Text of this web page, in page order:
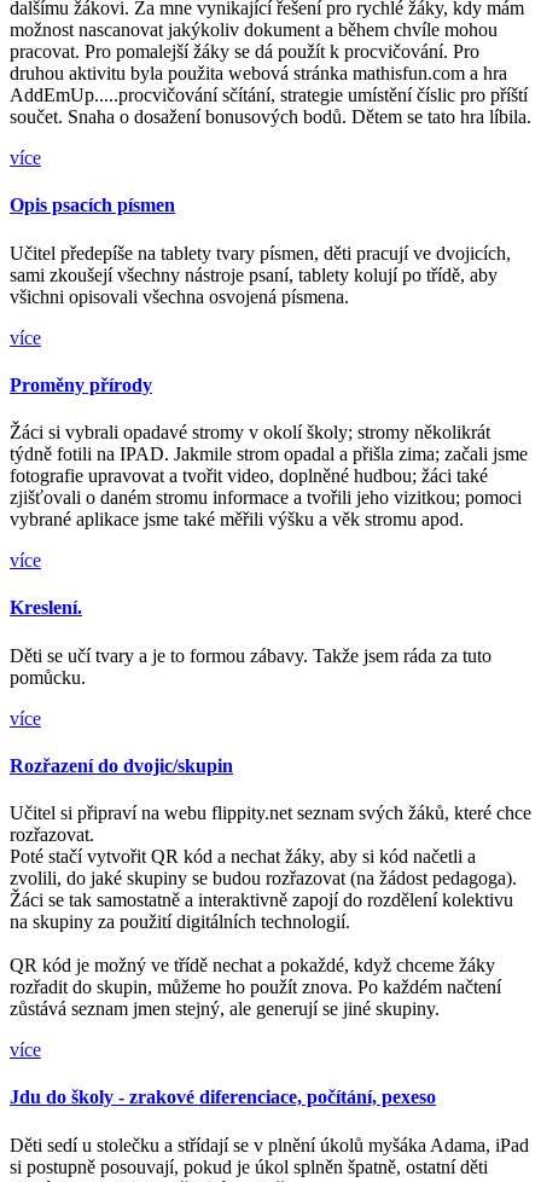
dalšímu žákovi. Za mne vynikající řešení pro rychlé žáky, kdy mám
možnost nascanovat jakýkoliv dokument a během chvíle mohou
pracovat. Pro pomalejší žáky se dá použít k procvičování. Pro
druhou aktivitu byla použita webová stránka mathisfun.com a hra
AddEmUp.....procvičování sčítání, strategie umístění číslic pro příští
součet. Snaha o dosažení bonusových bodů. Dětem se tato hra líbila.
více
Opis psacích písmen
Učitel předepíše na tablety tvary písmen, děti pracují ve dvojicích,
sami zkoušejí všechny nástroje psaní, tablety kolují po třídě, aby
všichni opisovali všechna osvojená písmena.
více
Proměny přírody
Žáci si vybrali opadavé stromy v okolí školy; stromy několikrát
týdně fotili na IPAD. Jakmile strom opadal a přišla zima; začali jsme
fotografie upravovat a tvořit video, doplněné hudbou; žáci také
zjišťovali o daném stromu informace a tvořili jeho vizitkou; pomoci
vybrané aplikace jsme také měřili výšku a věk stromu apod.
více
Kreslení.
Děti se učí tvary a je to formou zábavy. Takže jsem ráda za tuto
pomůcku.
více
Rozřazení do dvojic/skupin
Učitel si připraví na webu flippity.net seznam svých žáků, které chce
rozřazovat.
Poté stačí vytvořit QR kód a nechat žáky, aby si kód načetli a
zvolili, do jaké skupiny se budou rozřazovat (na žádost pedagoga).
Žáci se tak samostatně a interaktivně zapojí do rozdělení kolektivu
na skupiny za použití digitálních technologií.
QR kód je možný ve třídě nechat a pokaždé, když chceme žáky
rozřadit do skupin, můžeme ho použít znova. Po každém načtení
zůstává seznam jmen stejný, ale generují se jiné skupiny.
více
Jdu do školy - zrakové diferenciace, počítání, pexeso
Děti sedí u stolečku a střídají se v plnění úkolů myšáka Adama, iPad
si postupně posouvají, pokud je úkol splněn špatně, ostatní děti